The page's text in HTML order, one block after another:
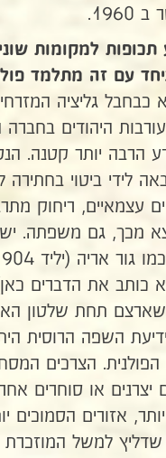
תכופות למקומות
עם זה מתלמד
כבחבל גליציה
היהודים בחברה
הרבה יותר קטנה.
לידי ביטוי בחתירה
עצמאיים, ריחוק
מכך, גם משפתה.
כותב את הדברים
תחת שלטון
השפה הרוסית
הפולנית. הצרכים
יצרנים או סוחרים
יותר, אזורים הסמוכים
שדליץ למשל